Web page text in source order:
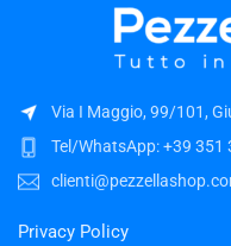
Via I Maggio, 99/101,
Tel/WhatsApp: +39 351
Privacy Policy